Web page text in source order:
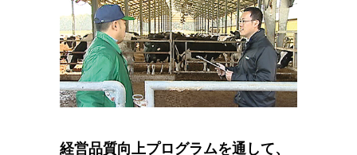
経営品質向上プログラムを通して、